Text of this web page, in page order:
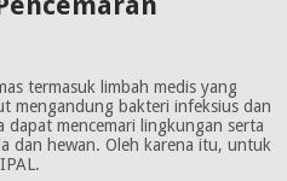
termasuk limbah medis yang
mengandung bakteri infeksius dan
mencemari lingkungan serta
dan hewan. Oleh karena itu, untuk